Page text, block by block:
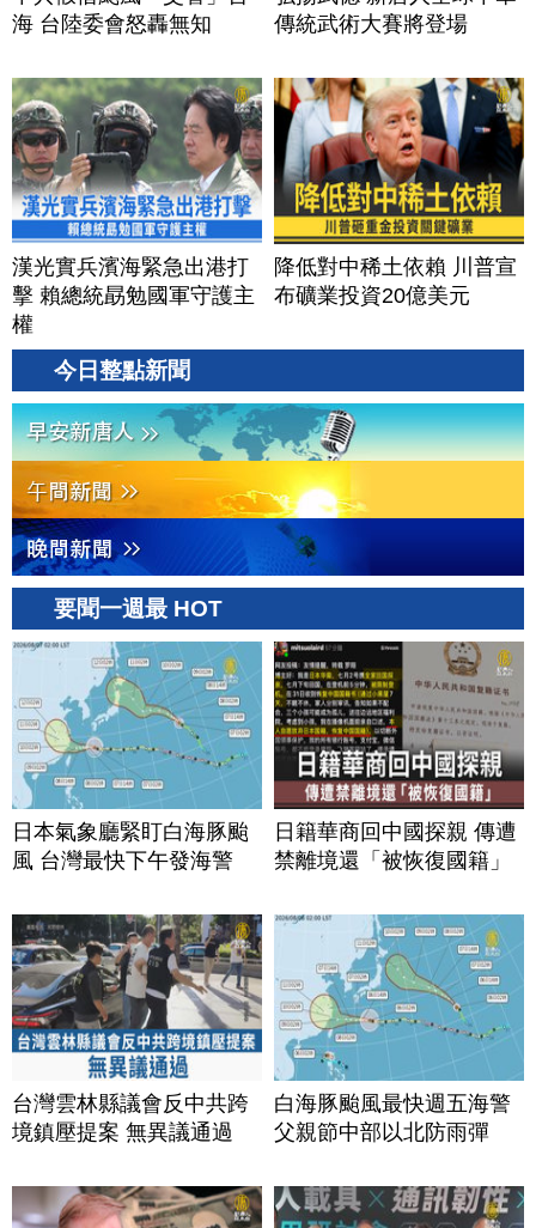
海 台陸委會怒轟無知
傳統武術大賽將登場
漢光實兵濱海緊急出港打
擊 賴總統勗勉國軍守護主
權
降低對中稀土依賴 川普宣
布礦業投資20億美元
今日整點新聞
要聞一週最 HOT
日本氣象廳緊盯白海豚颱
風 台灣最快下午發海警
日籍華商回中國探親 傳遭
禁離境還「被恢復國籍」
台灣雲林縣議會反中共跨
境鎮壓提案 無異議通過
白海豚颱風最快週五海警
父親節中部以北防雨彈